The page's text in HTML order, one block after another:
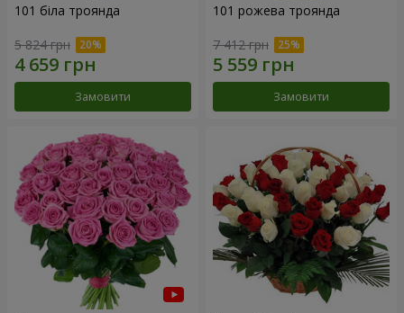
101 біла троянда
5 824 грн
Замовити
101 рожева троянда
7 412 грн
Замовити